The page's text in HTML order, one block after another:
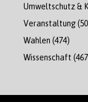
Umweltschutz &
Veranstaltung
Wahlen (474)
Wissenschaft